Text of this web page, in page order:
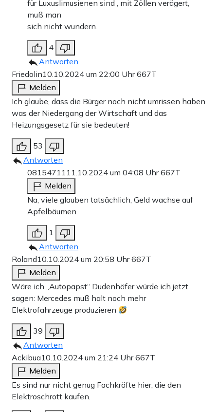
für Luxuslimusienen sind , mit Zöllen verägert,
muß man
sich nicht wundern.
4
Antworten
Friedolin10.10.2024 um 22:00 Uhr667T
Melden
Ich glaube, dass die Bürger noch nicht umrissen haben
was der Niedergang der Wirtschaft und das
Heizungsgesetz für sie bedeuten!
53
Antworten
08154711 11.10.2024 um 04:08 Uhr667T
Melden
Na, viele glauben tatsächlich, Geld wachse auf
Apfelbäumen.
1
Antworten
Roland10.10.2024 um 20:58 Uhr667T
Melden
Wäre ich „Autopapst“ Dudenhöfer würde ich jetzt
sagen: Mercedes muß halt noch mehr
Elektrofahrzeuge produzieren
39
Antworten
Ackibua10.10.2024 um 21:24 Uhr667T
Melden
Es sind nur nicht genug Fachkräfte hier, die den
Elektroschrott kaufen.